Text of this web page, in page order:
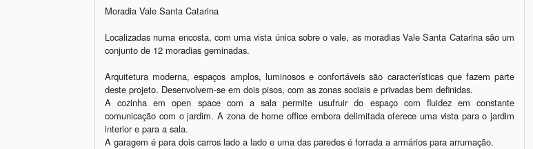
Moradia Vale Santa Catarina
Localizadas numa encosta, com uma vista única sobre o vale, as moradias Vale Santa Catarina são um
conjunto de 12 moradias geminadas.
Arquitetura moderna, espaços amplos, luminosos e confortáveis são características que fazem parte
deste projeto. Desenvolvem-se em dois pisos, com as zonas sociais e privadas bem definidas.
A cozinha em open space com a sala permite usufruir do espaço com fluidez em constante
comunicação com o jardim. A zona de home office embora delimitada oferece uma vista para o jardim
interior e para a sala.
A garagem é para dois carros lado a lado e uma das paredes é forrada a armários para arrumação.